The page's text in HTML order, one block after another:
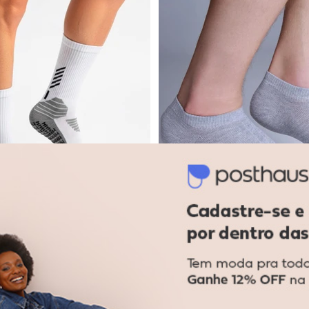
Dukali - Meia de Futebol Pro
Pro Socks Branco
Meia Sapatilha Masculina
DUKALI
( 3)
R$ 19,48R$ 29,97